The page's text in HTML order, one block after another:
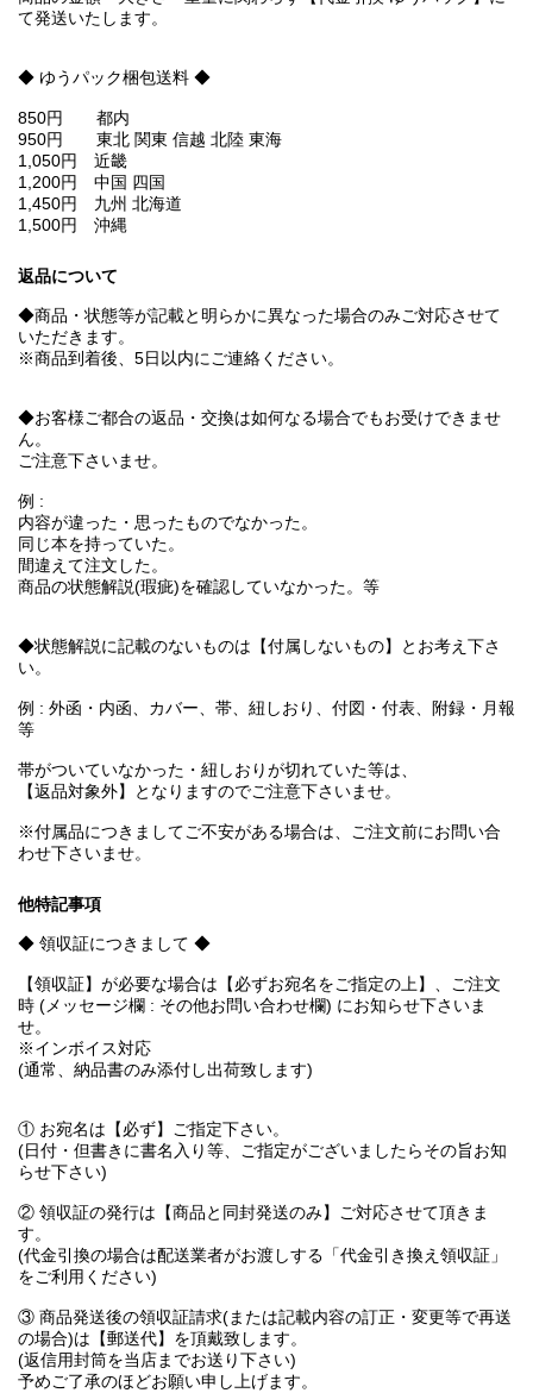
て発送いたします。
◆ ゆうパック梱包送料 ◆
850円 都内
950円 東北 関東 信越 北陸 東海
1,050円 近畿
1,200円 中国 四国
1,450円 九州 北海道
1,500円 沖縄
返品について
◆商品・状態等が記載と明らかに異なった場合のみご対応させて
いただきます。
※商品到着後、5日以内にご連絡ください。
◆お客様ご都合の返品・交換は如何なる場合でもお受けできませ
ん。
ご注意下さいませ。
例 :
内容が違った・思ったものでなかった。
同じ本を持っていた。
間違えて注文した。
商品の状態解説(瑕疵)を確認していなかった。等
◆状態解説に記載のないものは【付属しないもの】とお考え下さ
い。
例 : 外函・内函、カバー、帯、紐しおり、付図・付表、附録・月報
等
帯がついていなかった・紐しおりが切れていた等は、
【返品対象外】となりますのでご注意下さいませ。
※付属品につきましてご不安がある場合は、ご注文前にお問い合
わせ下さいませ。
他特記事項
◆ 領収証につきまして ◆
【領収証】が必要な場合は【必ずお宛名をご指定の上】、ご注文
時 (メッセージ欄 : その他お問い合わせ欄) にお知らせ下さいま
せ。
※インボイス対応
(通常、納品書のみ添付し出荷致します)
① お宛名は【必ず】ご指定下さい。
(日付・但書きに書名入り等、ご指定がございましたらその旨お知
らせ下さい)
② 領収証の発行は【商品と同封発送のみ】ご対応させて頂きま
す。
(代金引換の場合は配送業者がお渡しする「代金引き換え領収証」
をご利用ください)
③ 商品発送後の領収証請求(または記載内容の訂正・変更等で再送
の場合)は【郵送代】を頂戴致します。
(返信用封筒を当店までお送り下さい)
予めご了承のほどお願い申し上げます。